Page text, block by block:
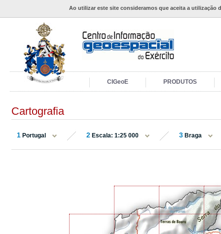
Ao utilizar este site consideramos que aceita a utilização
CIGeoE PRODUTOS
Cartografia
1 Portugal 2 Escala: 1:25 000 3 Braga